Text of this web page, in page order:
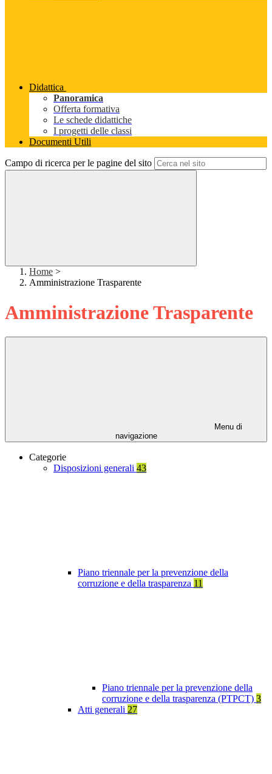
Didattica
Panoramica
Offerta formativa
Le schede didattiche
I progetti delle classi
Documenti Utili
Campo di ricerca per le pagine del sito
Home >
Amministrazione Trasparente
Amministrazione Trasparente
Menu di
navigazione
Categorie
Disposizioni generali 43
Piano triennale per la prevenzione della
corruzione e della trasparenza 11
Piano triennale per la prevenzione della
corruzione e della trasparenza (PTPCT) 3
Atti generali 27